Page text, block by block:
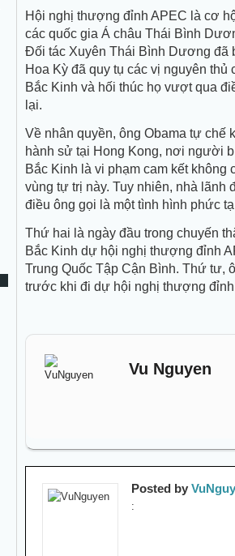
Hội nghị thượng đỉnh APEC là cơ
các quốc gia Á châu Thái Bình
Đối tác Xuyên Thái Bình Dương đã
Hoa Kỳ đã quy tụ các vị nguyên
Bắc Kinh và hối thúc họ vượt qua
lại.
Về nhân quyền, ông Obama tự chế
hành sử tại Hong Kong, nơi người
Bắc Kinh là vi phạm cam kết không
vùng tự trị này. Tuy nhiên, nhà lãnh
điều ông gọi là một tình hình phức
Thứ hai là ngày đầu trong chuyến
Bắc Kinh dự hội nghị thượng đỉnh
Trung Quốc Tập Cận Bình. Thứ tư,
trước khi đi dự hội nghị thượng
Vu Nguyen
Posted by
: